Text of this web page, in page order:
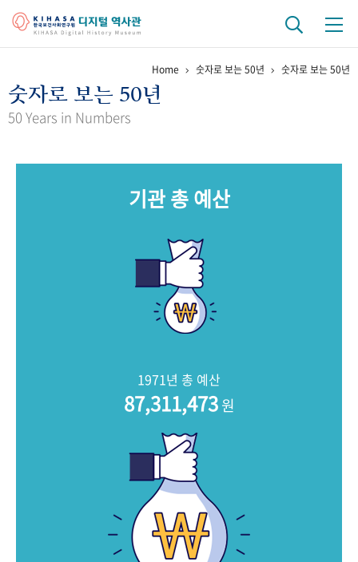
걸어온 길 기관 변천사 역대 기관장
키워드로 보는 연구 역사
문서 기록물 행정박물
Home 숫자로 보는 50년 숫자로 보는 50년
숫자로 보는 50년
50 Years in Numbers
기관 총 예산
1971년 총 예산
87,311,473원